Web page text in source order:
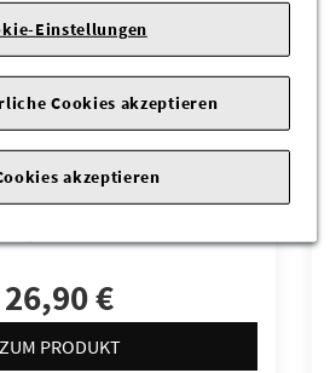
26,90 €
ZUM PRODUKT
Einstellungen
Cookies akzeptieren
akzeptieren